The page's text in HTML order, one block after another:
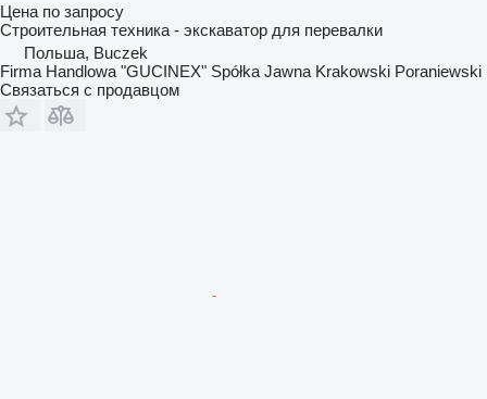
Цена по запросу
Строительная техника - экскаватор для перевалки
Польша, Buczek
Firma Handlowa "GUCINEX" Spółka Jawna Krakowski Poraniewski
Связаться с продавцом